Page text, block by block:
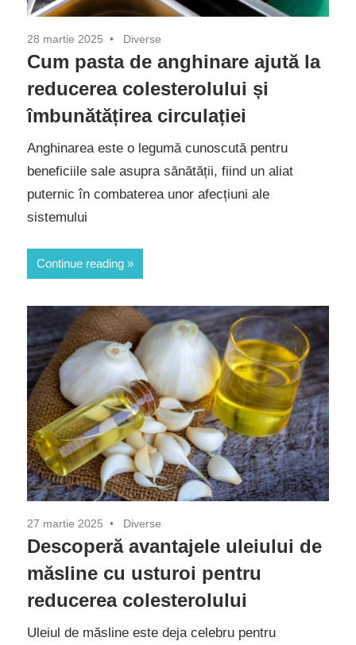
28 martie 2025 Diverse
Cum pasta de anghinare ajută la
reducerea colesterolului și
îmbunătățirea circulației
Anghinarea este o legumă cunoscută pentru
beneficiile sale asupra sănătății, fiind un aliat
puternic în combaterea unor afecțiuni ale
sistemului
Continue reading
27 martie 2025 Diverse
Descoperă avantajele uleiului de
măsline cu usturoi pentru
reducerea colesterolului
Uleiul de măsline este deja celebru pentru